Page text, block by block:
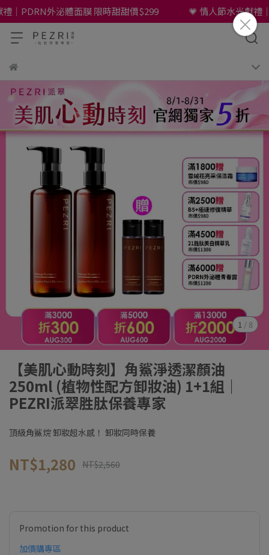
PDRN外泌體面膜 限時甜甜價$299 💗 情人節水光獻禮｜
1 / 8
【美肌心動時刻】角鯊淨透潔顏油
250ml (植物性配方卸妝油) 1+1組｜
PEZRI派翠胜肽保養專家
頂級角鯊烷 卸妝超水感！ 卸妝同時保養
NT$1,280 NT$2,560
Promotion for this product
加價購專區